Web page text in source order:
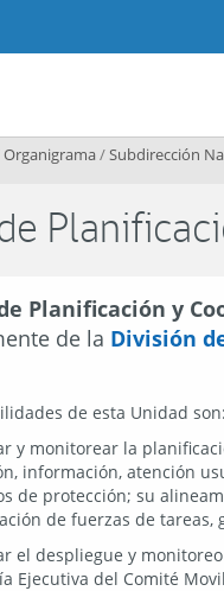
Organigrama/Subdirección
Planificación y
de la División
de esta Unidad son:
y monitorear la
información, atención
de protección; su
de fuerzas de tareas,
el despliegue y
Ejecutiva del Comité